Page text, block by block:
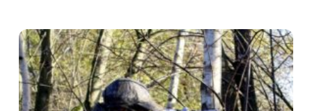
denn...